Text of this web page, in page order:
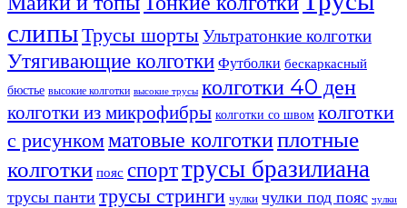
слипыТрусы шортыУльтратонкие колготки
Утягивающие колготки Футболки бескаркасный
бюстье высокие колготки высокие трусы колготки 40 ден
колготки из микрофибры колготки со швом колготки
с рисункомматовые колготкиплотные
колготки пояс спорттрусы бразилиана
трусы панти трусы стринги чулки чулки под пояс чулки